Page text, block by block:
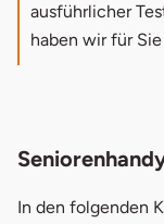
ausführlicher
haben wir für
In den folgenden